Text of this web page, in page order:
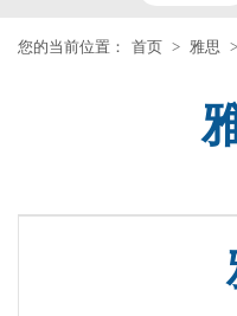
您的当前位置： 首页 > 雅思 >